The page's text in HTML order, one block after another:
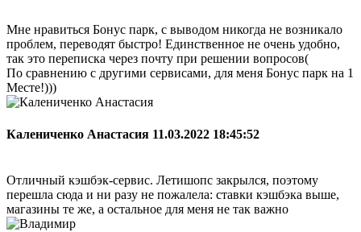
Мне нравиться Бонус парк, с выводом никогда не возникало
проблем, переводят быстро! Единственное не очень удобно,
так это переписка через почту при решении вопросов(
По сравнению с другими сервисами, для меня Бонус парк на 1
Месте!)))
Калениченко Анастасия 11.03.2022 18:45:52
Отличный кэшбэк-сервис. Летишопс закрылся, поэтому
перешла сюда и ни разу не пожалела: ставки кэшбэка выше,
магазины те же, а остальное для меня не так важно